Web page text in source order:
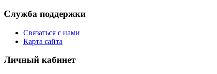
Служба поддержки
Связаться с нами
Карта сайта
Личный кабинет